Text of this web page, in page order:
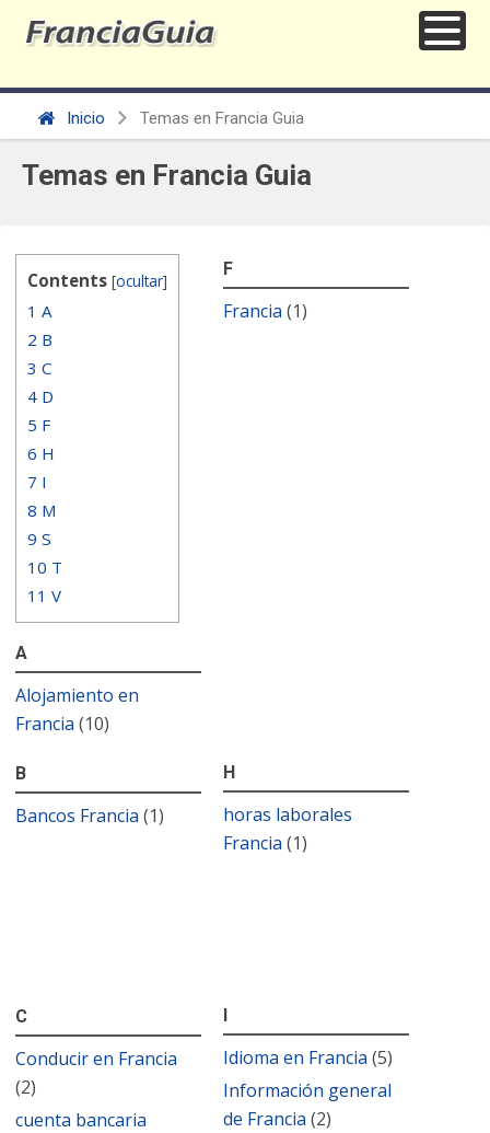
Inicio Temas en Francia Guia
Temas en Francia Guia
Contents [ocultar]
1 A
2 B
3 C
4 D
5 F
6 H
7 I
8 M
9 S
10 T
11 V
A
Alojamiento en
Francia (10)
B
Bancos Francia (1)
C
Conducir en Francia
(2)
cuenta bancaria
F
Francia (1)
H
horas laborales
Francia (1)
Idioma en Francia (5)
Información general
de Francia (2)